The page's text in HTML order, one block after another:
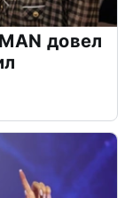
довел